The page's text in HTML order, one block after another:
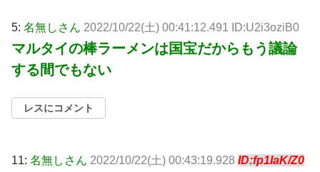
5: 名無しさん 2022/10/22(土) 00:41:12.491 ID:U2i3oziB0
マルタイの棒ラーメンは国宝だからもう議論
する間でもない
レスにコメント
11: 名無しさん 2022/10/22(土) 00:43:19.928 ID:fp1IaK/Z0